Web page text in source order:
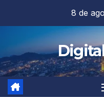
contenido
8 de